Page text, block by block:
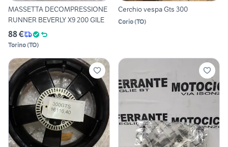
MASSETTA DECOMPRESSIONE
RUNNER BEVERLY X9 200 GILE
88 €
Torino(TO)
Cerchio vespa Gts 300
Corio(TO)